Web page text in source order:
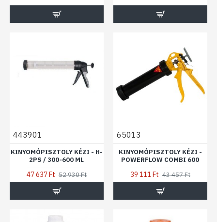
443901
KINYOMÓPISZTOLY KÉZI - H-
2PS / 300-600 ML
47 637 Ft 52 930 Ft
65013
KINYOMÓPISZTOLY KÉZI -
POWERFLOW COMBI 600
39 111 Ft 43 457 Ft